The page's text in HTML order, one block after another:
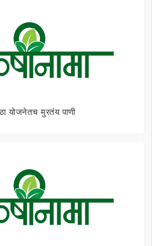
योजनेतच मुरतंय पाणी